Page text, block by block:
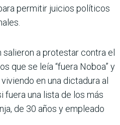
permitir juicios políticos
salieron a protestar contra el
que se leía “fuera Noboa” y
en una dictadura al
una lista de los más
de 30 años y empleado